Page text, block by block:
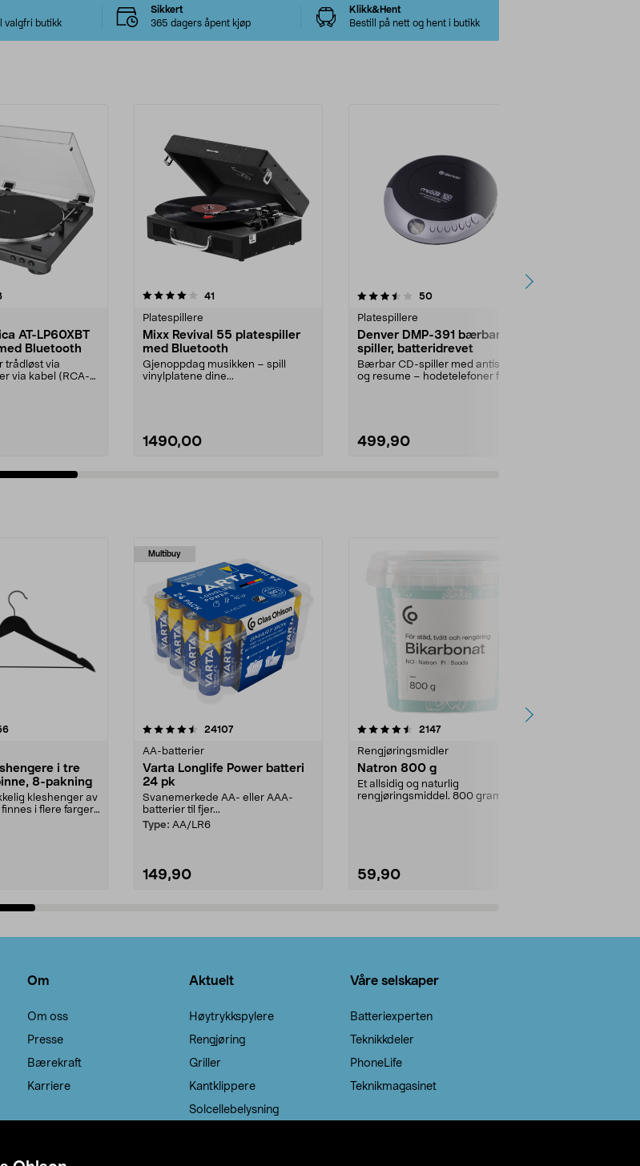
valgfri butikk
Sikkert
365 dagers åpent kjøp
Klikk&Hent
Bestill på nett og hent i butikk
anmeldelser
AT-LP60XBT
Bluetooth
trådløst via
via kabel (RCA-
5 stjerner 41
Platespillere
Mixx Revival 55 platespiller
med Bluetooth
Gjenoppdag musikken – spill
vinylplatene dine...
1490,00
3.5 av 5 stjerner 50anmeldelser
Platespillere
Denver DMP-391 bærbar CD-
spiller, batteridrevet
Bærbar CD-spiller med antishock
og resume – hodetelefoner følger
499,90
0.0 av 5 stjerner
anmeldelser
i tre
8-pakning
kleshenger av
i flere farger.
Multibuy
5 stjerner 24107anmeldelser
AA-batterier
Varta Longlife Power batteri
24 pk
Svanemerkede AA- eller AAA-
batterier til fjer...
Type: AA/LR6
149,90
4.5av 5 stjerner 2147anmeldelser
Rengjøringsmidler
Natron 800 g
Et allsidig og naturlig
rengjøringsmiddel. 800 gram
59,90
4.0av 5 stjerner
Om
Om oss
Presse
Bærekraft
Karriere
Aktuelt
Høytrykkspylere
Rengjøring
Griller
Kantklippere
Solcellebelysning
Våre selskaper
Batteriexperten
Teknikkdeler
PhoneLife
Teknikmagasinet